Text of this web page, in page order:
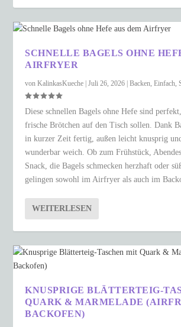
SCHNELLE BAGELS OHNE
AIRFRYER
vonKalinkasKueche |Juli 26, 2026 |Backen,Einfach,
Diese schnellen Bagels ohne Hefe sind
frische Brötchen auf den Tisch sollen. Dank
in kurzer Zeit fertig, außen leicht knusprig
wunderbar weich. Ob zum Frühstück,
Snack, die Bagels schmecken herzhaft oder
gelingen sowohl im Airfryer als auch im
WEITERLESEN
KNUSPRIGE BLÄTTERTEIG-
QUARK & MARMELADE
BACKOFEN)